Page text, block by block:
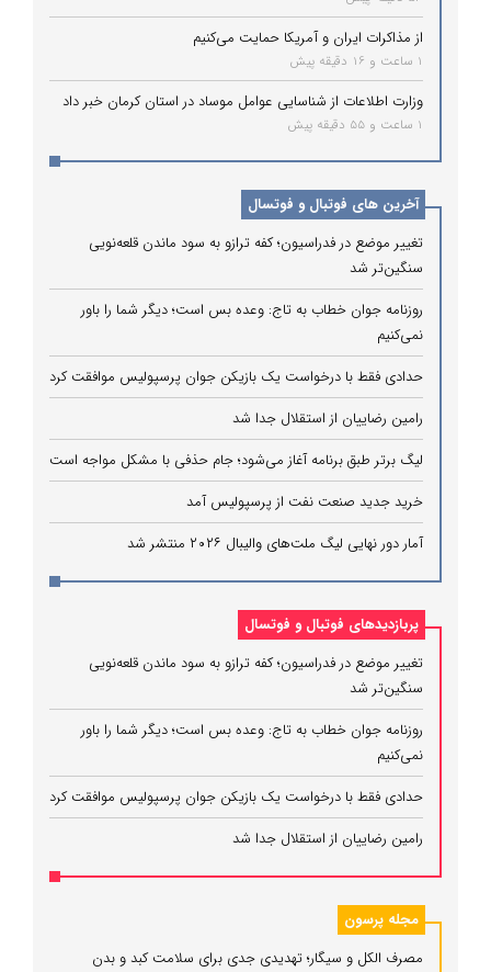
از مذاکرات ایران و آمریکا حمایت می‌کنیم
1 ساعت و 16 دقیقه پیش
وزارت اطلاعات از شناسایی عوامل موساد در استان کرمان خبر داد
1 ساعت و 55 دقیقه پیش
آخرین های فوتبال و فوتسال
تغییر موضع در فدراسیون؛ کفه ترازو به سود ماندن قلعه‌نویی
سنگین‌تر شد
روزنامه جوان خطاب به تاج: وعده بس است؛ دیگر شما را باور
نمی‌کنیم
حدادی فقط با درخواست یک بازیکن جوان پرسپولیس موافقت کرد
رامین رضاییان از استقلال جدا شد
لیگ برتر طبق برنامه آغاز می‌شود؛ جام حذفی با مشکل مواجه است
خرید جدید صنعت نفت از پرسپولیس آمد
آمار دور نهایی لیگ ملت‌های والیبال ۲۰۲۶ منتشر شد
پربازدیدهای فوتبال و فوتسال
تغییر موضع در فدراسیون؛ کفه ترازو به سود ماندن قلعه‌نویی
سنگین‌تر شد
روزنامه جوان خطاب به تاج: وعده بس است؛ دیگر شما را باور
نمی‌کنیم
حدادی فقط با درخواست یک بازیکن جوان پرسپولیس موافقت کرد
رامین رضاییان از استقلال جدا شد
مجله پرسون
مصرف الکل و سیگار؛ تهدیدی جدی برای سلامت کبد و بدن